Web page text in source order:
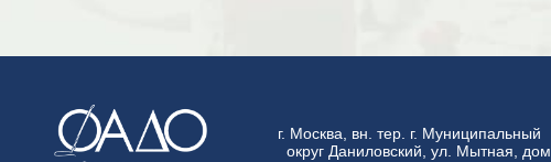
г. Москва, вн. тер. г. Муниципальный
округ Даниловский, ул. Мытная,